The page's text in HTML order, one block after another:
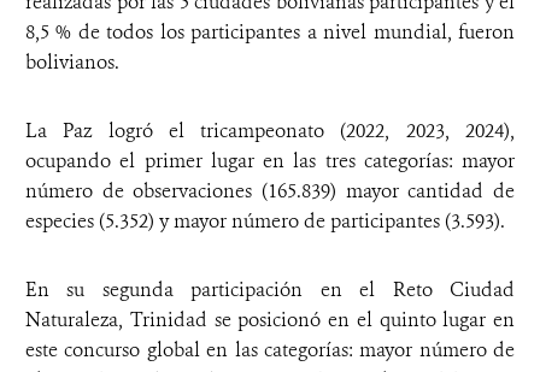
8,5 % de todos los participantes a nivel mundial, fueron
bolivianos.
La Paz logró el tricampeonato (2022, 2023, 2024),
ocupando el primer lugar en las tres categorías: mayor
número de observaciones (165.839) mayor cantidad de
especies (5.352) y mayor número de participantes (3.593).
En su segunda participación en el Reto Ciudad
Naturaleza, Trinidad se posicionó en el quinto lugar en
este concurso global en las categorías: mayor número de